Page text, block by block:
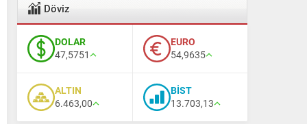
Döviz
DOLAR
47,5751
EURO
54,9635
ALTIN
6.463,00
BİST
13.703,13